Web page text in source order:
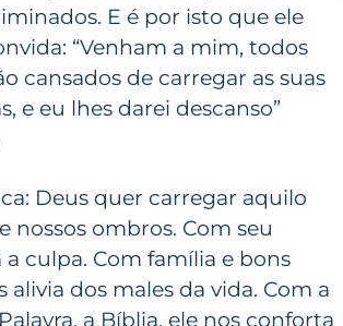
E é por isto que ele
“Venham a mim, todos
cansados de carregar as suas
e eu lhes darei descanso”
Deus quer carregar aquilo
nossos ombros. Com seu
culpa. Com família e bons
alivia dos males da vida. Com a
a Bíblia, ele nos conforta